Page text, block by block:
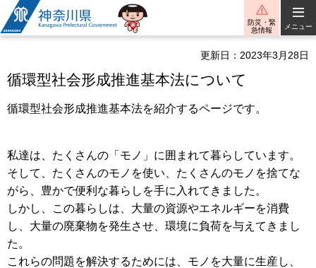
神奈川県
防災・緊
急情報
メニュー
更新日：2023年3月28日
循環型社会形成推進基本法について
循環型社会形成推進基本法を紹介するページです。
私達は、たくさんの「モノ」に囲まれて暮らしています。
そして、たくさんのモノを使い、たくさんのモノを捨てな
がら、豊かで便利な暮らしを手に入れてきました。
しかし、この暮らしは、大量の資源やエネルギーを消費
し、大量の廃棄物を発生させ、環境に負荷を与えてきまし
た。
これらの問題を解決するためには、モノを大量に生産し、